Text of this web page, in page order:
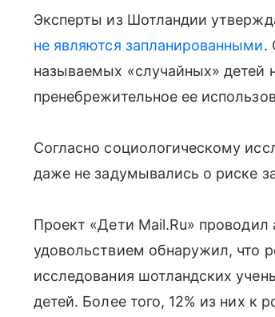
Эксперты из Шотландии
не являются запланированными.
называемых «случайных» детей
пренебрежительное ее
Согласно социологическому
даже не задумывались о риске
Проект «Дети Mail.Ru» проводил
удовольствием обнаружил, что
исследования шотландских
детей. Более того, 12% из них к